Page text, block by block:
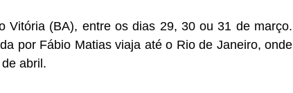
Vitória (BA), entre os dias 29, 30 ou 31 de março.
por Fábio Matias viaja até o Rio de Janeiro, onde
abril.